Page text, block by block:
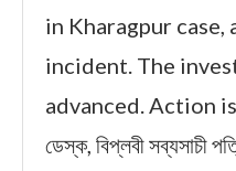
in Kharagpur case,
incident. The
advanced. Action
ডেস্ক, বিপ্লবী সব্যসাচী